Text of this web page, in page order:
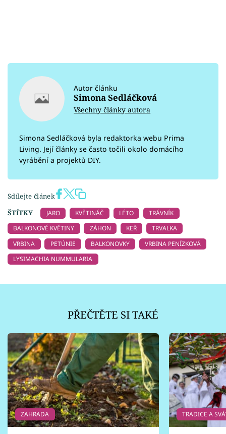
Autor článku
Simona Sedláčková
Všechny články autora
Simona Sedláčková byla redaktorka webu Prima
Living. Její články se často točili okolo domácího
vyrábění a projektů DIY.
Sdílejte článek
ŠTÍTKY
JARO KVĚTINÁČ LÉTO
TRÁVNÍK
BALKONOVÉ KVĚTINY
ZÁHON KEŘ
TRVALKA
VRBINA
PETÚNIE BALKONOVKY
VRBINA PENÍZKOVÁ
LYSIMACHIA NUMMULARIA
PŘEČTĚTE SI TAKÉ
ZAHRADA TRADICE A